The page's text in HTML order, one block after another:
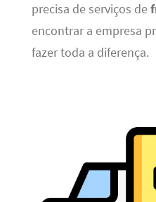
precisa de serviços de
encontrar a empresa
fazer toda a diferença.